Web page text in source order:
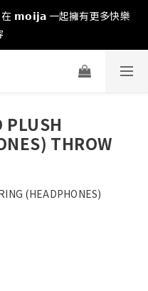
𝗺𝗼𝗶𝗷𝗮 一起擁有更多快樂
PLUSH
THROW
(HEADPHONES)